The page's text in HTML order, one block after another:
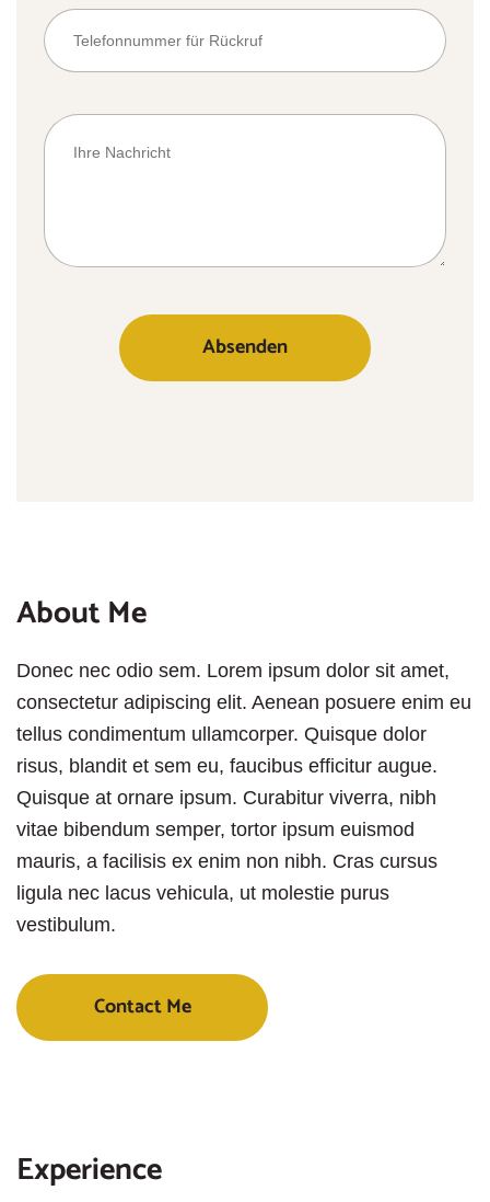
About Me
Donec nec odio sem. Lorem ipsum dolor sit amet,
consectetur adipiscing elit. Aenean posuere enim eu
tellus condimentum ullamcorper. Quisque dolor
risus, blandit et sem eu, faucibus efficitur augue.
Quisque at ornare ipsum. Curabitur viverra, nibh
vitae bibendum semper, tortor ipsum euismod
mauris, a facilisis ex enim non nibh. Cras cursus
ligula nec lacus vehicula, ut molestie purus
vestibulum.
Contact Me
Experience